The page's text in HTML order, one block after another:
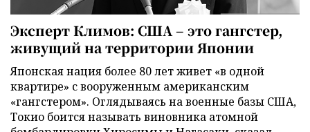
Эксперт Климов: США – это гангстер,
живущий на территории Японии
Японская нация более 80 лет живет «в одной
квартире» с вооруженным американским
«гангстером». Оглядываясь на военные базы США,
Токио боится называть виновника атомной